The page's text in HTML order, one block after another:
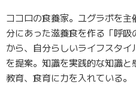
ココロの食養家。ユグラボを
分にあった滋養食を作る「呼
から、自分らしいライフスタ
を提案。知識を実践的な知識
教育、食育に力を入れている。